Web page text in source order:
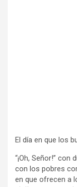
El día en que los
“¡Oh, Señor!”
con los pobres
en que ofrecen a